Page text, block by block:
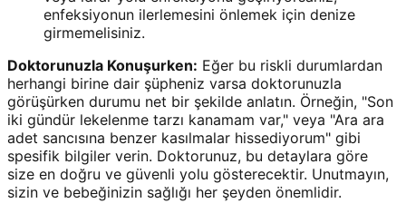
enfeksiyonun ilerlemesini önlemek için denize
girmemelisiniz.
Doktorunuzla Konuşurken: Eğer bu riskli durumlardan
herhangi birine dair şüpheniz varsa doktorunuzla
görüşürken durumu net bir şekilde anlatın. Örneğin, "Son
iki gündür lekelenme tarzı kanamam var," veya "Ara ara
adet sancısına benzer kasılmalar hissediyorum" gibi
spesifik bilgiler verin. Doktorunuz, bu detaylara göre
size en doğru ve güvenli yolu gösterecektir. Unutmayın,
sizin ve bebeğinizin sağlığı her şeyden önemlidir.